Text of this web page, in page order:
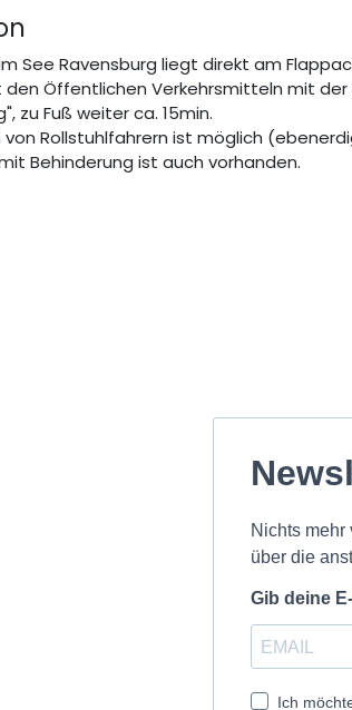
See Ravensburg liegt direkt am
Öffentlichen Verkehrsmitteln mit der
zu Fuß weiter ca. 15min.
von Rollstuhlfahrern ist möglich
Behinderung ist auch vorhanden.